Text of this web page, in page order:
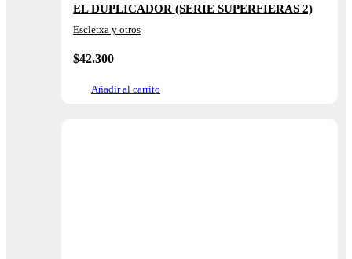
EL DUPLICADOR (SERIE SUPERFIERAS 2)
Escletxa y otros
$42.300
Añadir al carrito